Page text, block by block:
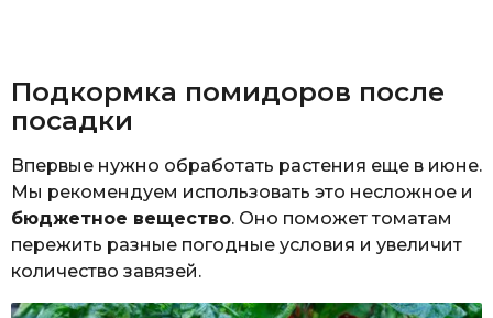
Подкормка помидоров после
посадки
Впервые нужно обработать растения еще в июне.
Мы рекомендуем использовать это несложное и
бюджетное вещество. Оно поможет томатам
пережить разные погодные условия и увеличит
количество завязей.